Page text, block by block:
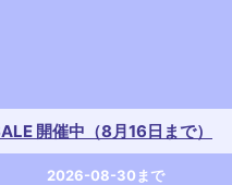
開催中（8月16日まで）
2026-08-30まで